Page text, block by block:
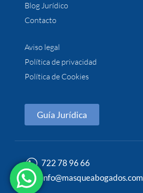
Blog Jurídico
Contacto
Aviso legal
Política de privacidad
Política de Cookies
Guía Jurídica
722 78 96 66
info@masqueabogados.com